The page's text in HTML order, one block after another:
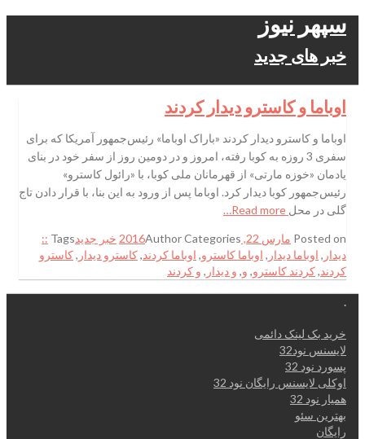
سپهر نیوز
خبر های جدید
اوباما و کاسترو دیدار کردند
اوباما و کاسترو دیدار کردند «باراک اوباما» رئیس‌جمهور آمریکا که برای
سفری 3 روزه به کوبا رفته، امروز و در دومین روز از سفر خود در بنای
یادمان «خوزه مارتی» از قهرمانان ملی کوبا، با «رائول کاسترو»
رئیس‌جمهور کوبا دیدار کرد. اوباما پس از ورود به این بنا، با قرار دادن تاج
گلی در محل
Posted on مارس 22, 2016 AuthorCategories خبر جدیدTags
::
دیدار , اوباما دیدار , اوباما کاسترو, اوباما کردند,کاسترو دیدار ,کاسترو
کردند,کردند کاسترو, و, و دیدار , و کردند
.
خرید بک لینک دائمی
لایسنس نود32
پسورد نود 32
اوکلی لایسنس رایگان نود 32
همیار نود 32
بهترین سئو
رایگان